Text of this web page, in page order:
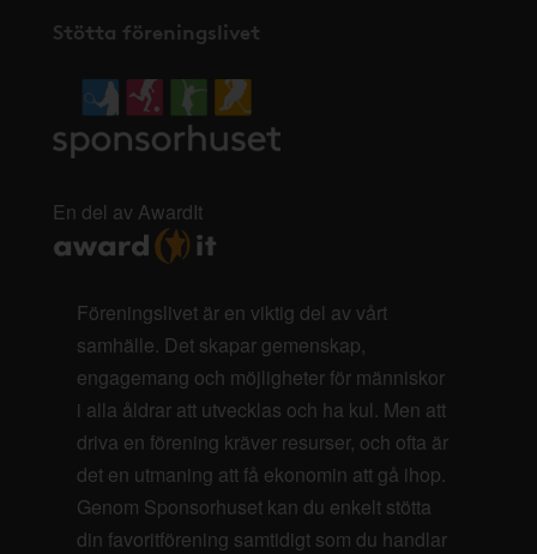
Stötta föreningslivet
En del av AwardIt
Föreningslivet är en viktig del av vårt
samhälle. Det skapar gemenskap,
engagemang och möjligheter för människor
i alla åldrar att utvecklas och ha kul. Men att
driva en förening kräver resurser, och ofta är
det en utmaning att få ekonomin att gå ihop.
Genom Sponsorhuset kan du enkelt stötta
din favoritförening samtidigt som du handlar